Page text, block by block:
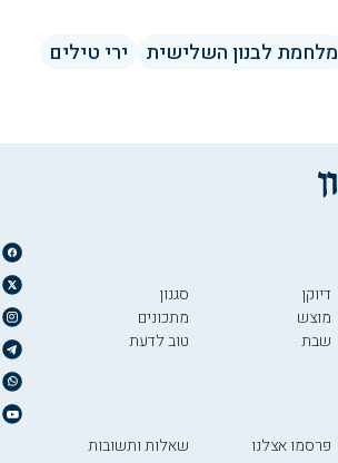
מלחמת לבנון השלישית
ירי טילים
דיוקן
מוצש
שבת
סגנון
מתכונים
טוב לדעת
פרסמו אצלנו
שאלות ותשובות